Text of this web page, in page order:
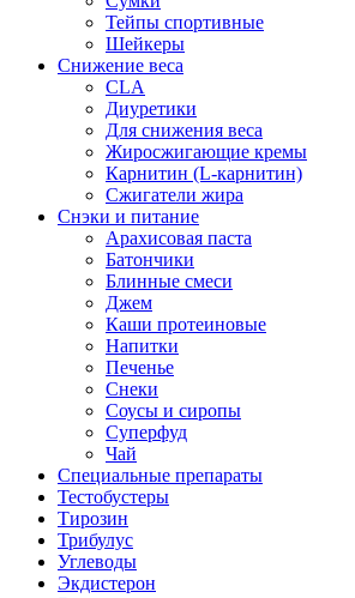
Тейпы спортивные
Шейкеры
Снижение веса
CLA
Диуретики
Для снижения веса
Жиросжигающие кремы
Карнитин (L-карнитин)
Сжигатели жира
Снэки и питание
Арахисовая паста
Батончики
Блинные смеси
Джем
Каши протеиновые
Напитки
Печенье
Снеки
Соусы и сиропы
Суперфуд
Чай
Специальные препараты
Тестобустеры
Тирозин
Трибулус
Углеводы
Экдистерон